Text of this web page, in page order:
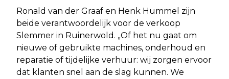
Ronald van der Graaf en Henk Hummel zijn
beide verantwoordelijk voor de verkoop
Slemmer in Ruinerwold. „Of het nu gaat om
nieuwe of gebruikte machines, onderhoud en
reparatie of tijdelijke verhuur: wij zorgen ervoor
dat klanten snel aan de slag kunnen. We